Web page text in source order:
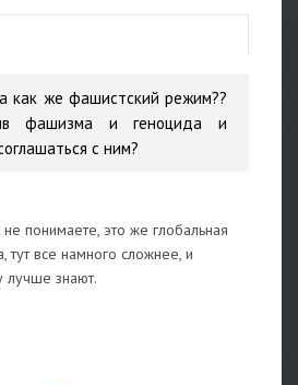
как же фашистский режим??
фашизма и геноцида и
с ним?
понимаете, это же глобальная
тут все намного сложнее, и
лучше знают.